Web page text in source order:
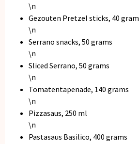
\n
Gezouten Pretzel sticks, 40 gram
\n
Serrano snacks, 50 grams
\n
Sliced Serrano, 50 grams
\n
Tomatentapenade, 140 grams
\n
Pizzasaus, 250 ml
\n
Pastasaus Basilico, 400 grams